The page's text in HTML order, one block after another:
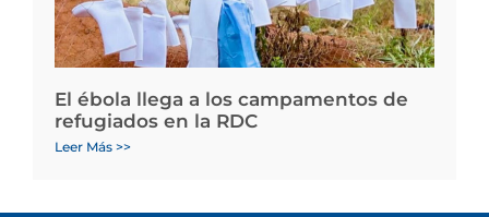
El ébola llega a los campamentos de
refugiados en la RDC
Leer Más >>